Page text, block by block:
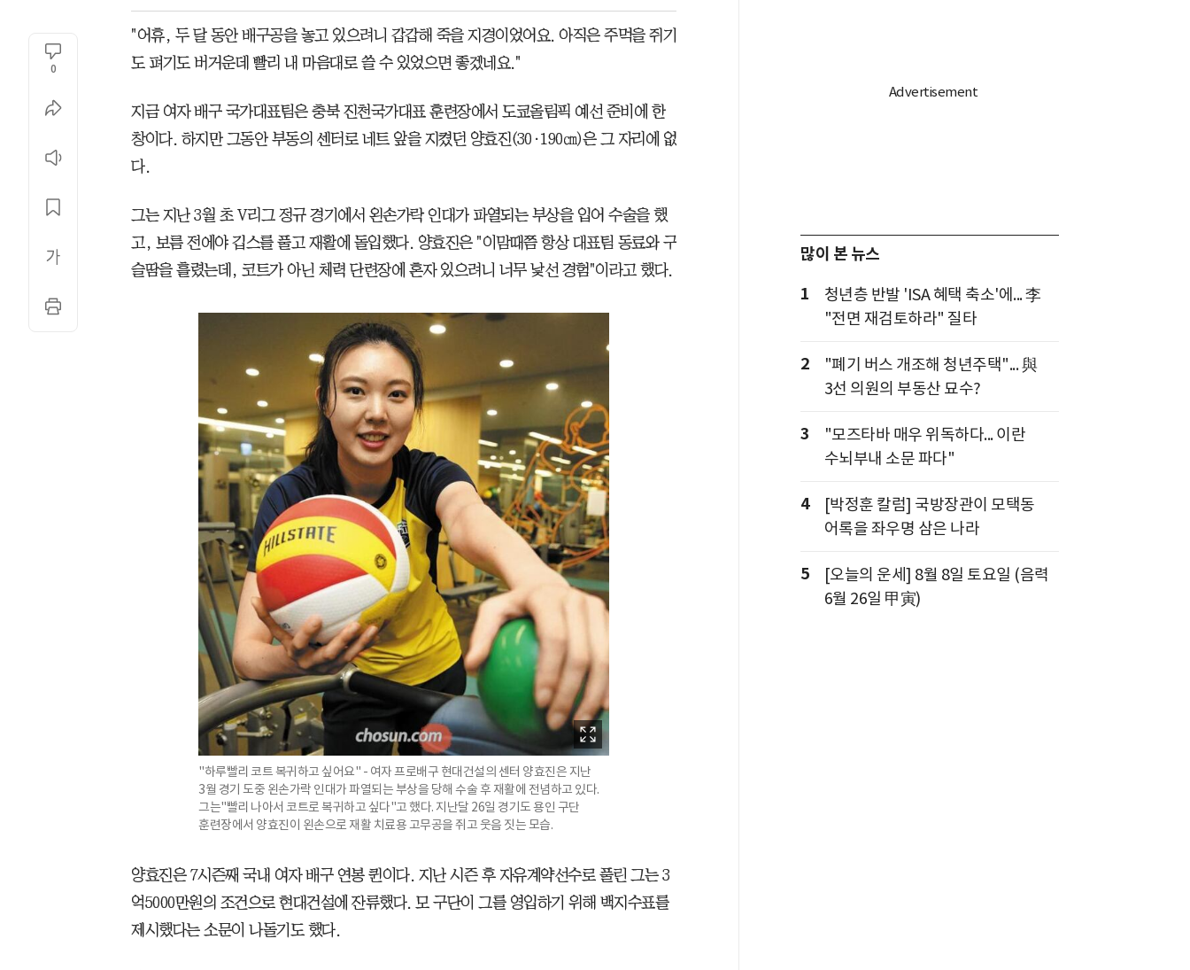
0
"어휴, 두 달 동안 배구공을 놓고 있으려니 갑갑해 죽을 지경이었어요. 아직은 주먹을 쥐기
도 펴기도 버거운데 빨리 내 마음대로 쓸 수 있었으면 좋겠네요."
지금 여자 배구 국가대표팀은 충북 진천국가대표 훈련장에서 도쿄올림픽 예선 준비에 한
창이다. 하지만 그동안 부동의 센터로 네트 앞을 지켰던 양효진(30·190㎝)은 그 자리에 없
다.
그는 지난 3월 초 V리그 정규 경기에서 왼손가락 인대가 파열되는 부상을 입어 수술을 했
고, 보름 전에야 깁스를 풀고 재활에 돌입했다. 양효진은 "이맘때쯤 항상 대표팀 동료와 구
슬땀을 흘렸는데, 코트가 아닌 체력 단련장에 혼자 있으려니 너무 낯선 경험"이라고 했다.
"하루빨리 코트 복귀하고 싶어요" - 여자 프로배구 현대건설의 센터 양효진은 지난
3월 경기 도중 왼손가락 인대가 파열되는 부상을 당해 수술 후 재활에 전념하고 있다.
그는"빨리 나아서 코트로 복귀하고 싶다"고 했다. 지난달 26일 경기도 용인 구단
훈련장에서 양효진이 왼손으로 재활 치료용 고무공을 쥐고 웃음 짓는 모습.
양효진은 7시즌째 국내 여자 배구 연봉 퀸이다. 지난 시즌 후 자유계약선수로 풀린 그는 3
억5000만원의 조건으로 현대건설에 잔류했다. 모 구단이 그를 영입하기 위해 백지수표를
제시했다는 소문이 나돌기도 했다.
많이 본 뉴스
1
청년층 반발 'ISA 혜택 축소'에... 李
"전면 재검토하라" 질타
2
"폐기 버스 개조해 청년주택"... 與
3선 의원의 부동산 묘수?
3
"모즈타바 매우 위독하다... 이란
수뇌부내 소문 파다"
4
[박정훈 칼럼] 국방장관이 모택동
어록을 좌우명 삼은 나라
5
[오늘의 운세] 8월 8일 토요일 (음력
6월 26일 甲寅)